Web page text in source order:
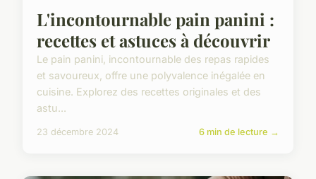
L'incontournable pain panini :
recettes et astuces à découvrir
Le pain panini, incontournable des repas rapides
et savoureux, offre une polyvalence inégalée en
cuisine. Explorez des recettes originales et des
astu...
23 décembre 2024 6 min de lecture →